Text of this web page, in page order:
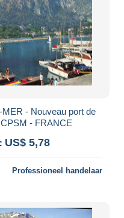
- Nouveau port de
- FRANCE
US$ 5,78
Professioneel handelaar